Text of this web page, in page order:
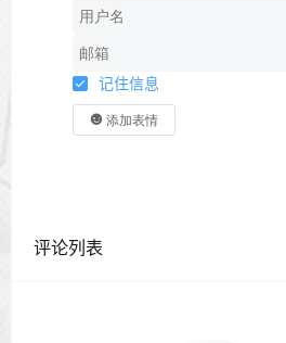
记住信息
添加表情
评论列表